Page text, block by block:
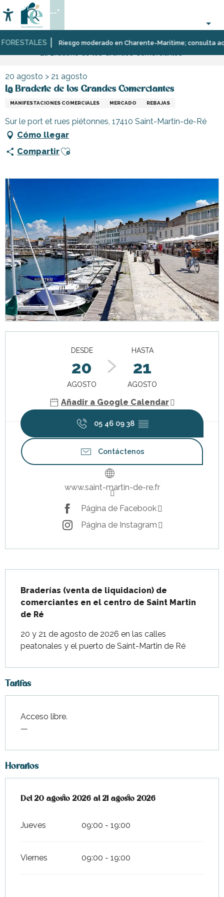
au
contenu
principal
Riesgo moderado en Charente-Maritime; consulta
Accessibilité
Buscar
--°
Página Web
Organización
Ocio
Eventos
20 agosto > 21 agosto
La Braderie de los Grandes Comerciantes
MANIFESTACIONES COMERCIALES MERCADO REBAJAS
Sur le port et rues piétonnes, 17410 Saint-Martin-de-Ré
Cómo llegar
CompartirAjouter aux favoris
DESDE
20
AGOSTO
HASTA
21
AGOSTO
Añadir a Google Calendar
05 46 09 38 ▒▒
Contáctenos
www.saint-martin-de-re.fr
Página de Facebook
Página de Instagram
Braderías (venta de liquidacion) de
comerciantes en el centro de Saint Martin
de Ré
20 y 21 de agosto de 2026 en las calles
peatonales y el puerto de Saint-Martin de Ré
Tarifas
Acceso libre.
—
Horarios
Del20 agosto 2026 al21 agosto 2026
Del20 agosto 2026 al21 agosto 2026
Jueves 09:00 - 19:00
Viernes 09:00 - 19:00